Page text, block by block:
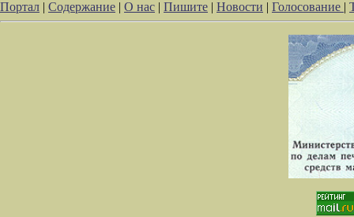
Портал | Содержание | О нас | Пишите | Новости | Голосование |